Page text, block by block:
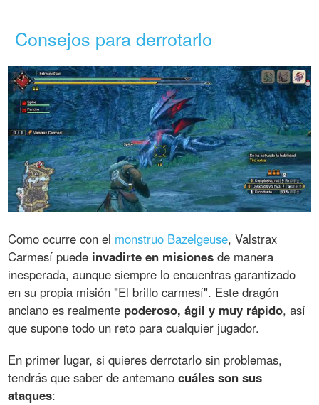
Consejos para derrotarlo
Como ocurre con el monstruo Bazelgeuse, Valstrax
Carmesí puede invadirte en misiones de manera
inesperada, aunque siempre lo encuentras garantizado
en su propia misión "El brillo carmesí". Este dragón
anciano es realmente poderoso, ágil y muy rápido, así
que supone todo un reto para cualquier jugador.
En primer lugar, si quieres derrotarlo sin problemas,
tendrás que saber de antemanocuáles son sus
ataques: